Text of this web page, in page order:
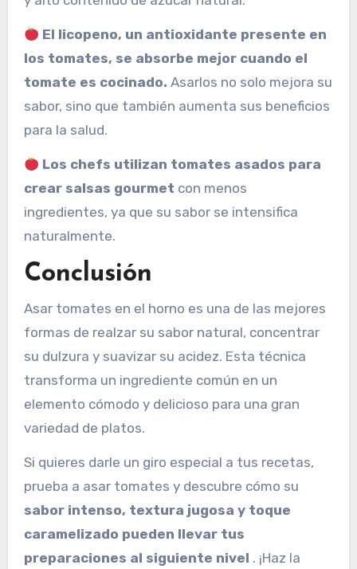
El licopeno, un antioxidante presente en
los tomates, se absorbe mejor cuando el
tomate es cocinado. Asarlos no solo mejora su
sabor, sino que también aumenta sus beneficios
para la salud.
Los chefs utilizan tomates asados ​​para
crear salsas gourmet con menos
ingredientes, ya que su sabor se intensifica
naturalmente.
Conclusión
Asar tomates en el horno es una de las mejores
formas de realzar su sabor natural, concentrar
su dulzura y suavizar su acidez. Esta técnica
transforma un ingrediente común en un
elemento cómodo y delicioso para una gran
variedad de platos.
Si quieres darle un giro especial a tus recetas,
prueba a asar tomates y descubre cómo su
sabor intenso, textura jugosa y toque
caramelizado pueden llevar tus
preparaciones al siguiente nivel . ¡Haz la